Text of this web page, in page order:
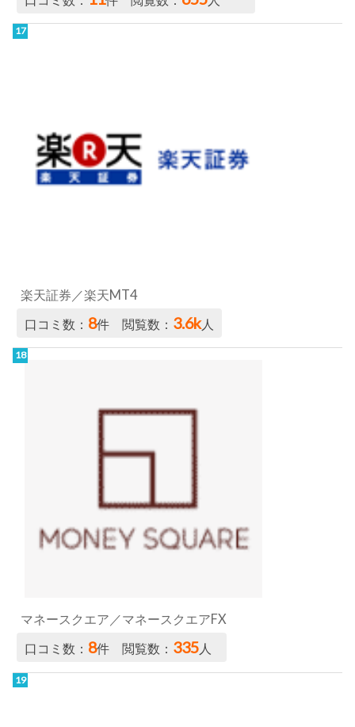
楽天証券／楽天MT4
口コミ数： 8件 閲覧数： 3.6k人
マネースクエア／マネースクエアFX
口コミ数： 8件 閲覧数： 335人